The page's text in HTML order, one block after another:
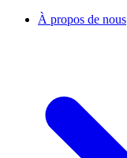
À propos de nous